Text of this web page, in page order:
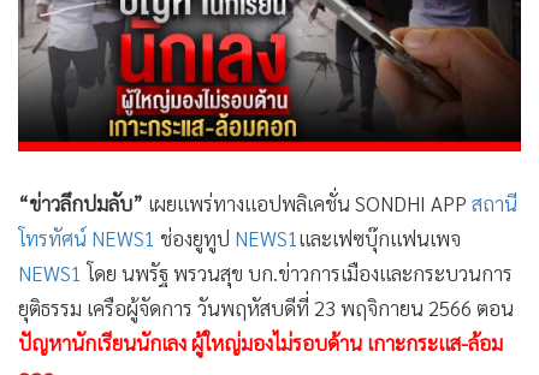
• การเมือง
• ท่องเที่ยว
• กีฬา
• ต่างประเทศ
• เศรษฐกิจ-ธุรกิจ
• จีน
• ชุมชน-คุณภาพชีวิต
• อาชญากรรม
• Motoring
“ข่าวลึกปมลับ” เผยแพร่ทางแอปพลิเคชั่น SONDHI APP สถานี
โทรทัศน์ NEWS1 ช่องยูทูป NEWS1 และเฟซบุ๊กแฟนเพจ
NEWS1 โดย นพรัฐ พรวนสุข บก.ข่าวการเมืองและกระบวนการ
ยุติธรรม เครือผู้จัดการ วันพฤหัสบดีที่ 23 พฤจิกายน 2566 ตอน
ปัญหานักเรียนนักเลง ผู้ใหญ่มองไม่รอบด้าน เกาะกระแส-ล้อม